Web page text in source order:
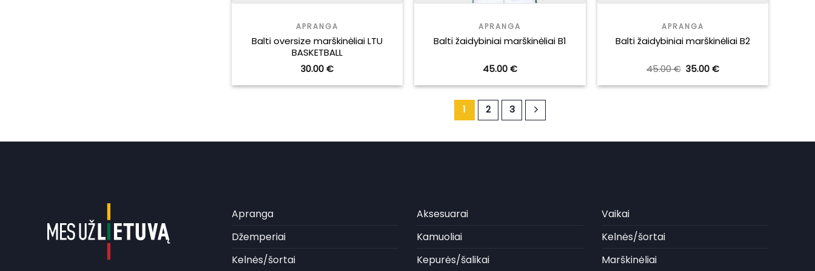
APRANGA
Balti oversize marškinėliai LTU
BASKETBALL
30.00 €
APRANGA
Balti žaidybiniai marškinėliai B1
45.00 €
APRANGA
Balti žaidybiniai marškinėliai B2
45.00€ Original
was:
35.00€Current
is:
1 2 3
Apranga
Džemperiai
Kelnės/šortai
Aksesuarai
Kamuoliai
Kepurės/šalikai
Vaikai
Kelnės/šortai
Marškinėliai